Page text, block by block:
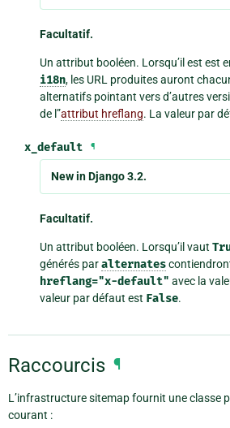
Facultatif.
Un attribut booléen. Lorsqu’il est est
i18n, les URL produites auront
alternatifs pointant vers d’autres
de l”attribut hreflang. La valeur par
x_default ¶
New in Django 3.2.
Facultatif.
Un attribut booléen. Lorsqu’il vaut
générés paralternates
hreflang="x-default" avec la
valeur par défaut est False.
Raccourcis ¶
L’infrastructure sitemap fournit une classe
courant :